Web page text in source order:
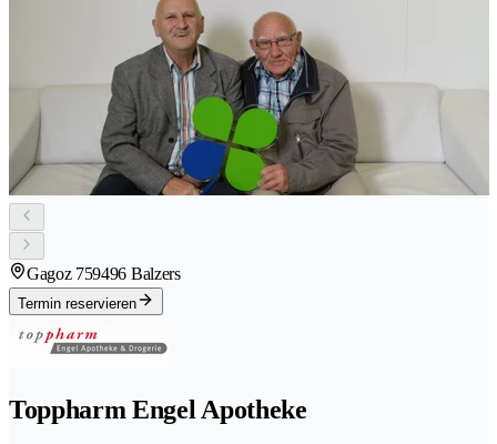
Gagoz 759496 Balzers
Termin reservieren
Toppharm Engel Apotheke